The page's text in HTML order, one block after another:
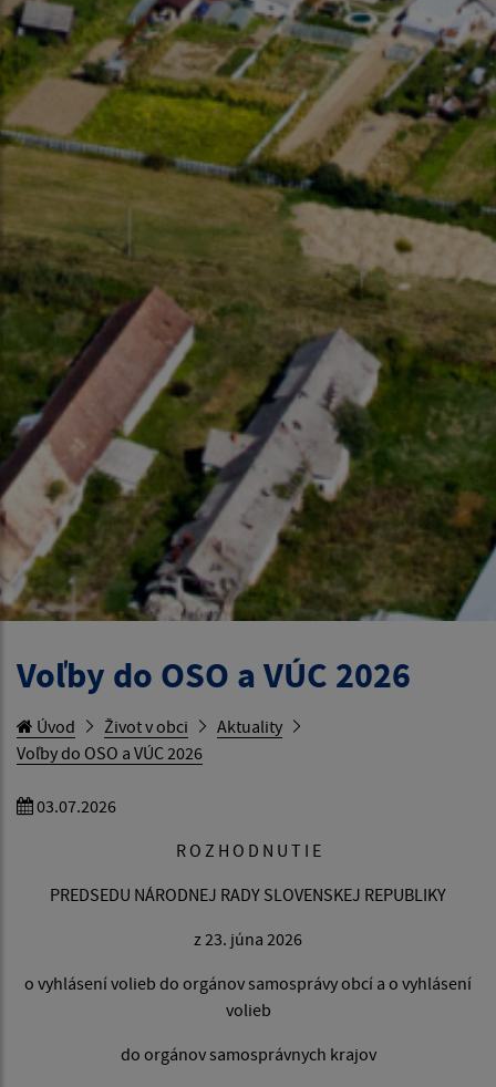
Voľby do OSO a VÚC 2026
Úvod Život v obci
Aktuality
Voľby do OSO a VÚC 2026
03.07.2026
R O Z H O D N U T I E
PREDSEDU NÁRODNEJ RADY SLOVENSKEJ REPUBLIKY
z 23. júna 2026
o vyhlásení volieb do orgánov samosprávy obcí a o vyhlásení
volieb
do orgánov samosprávnych krajov